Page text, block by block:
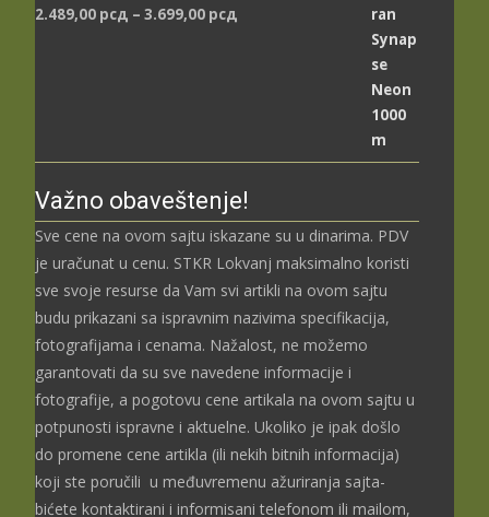
2.489,00 рсд – 3.699,00 рсд
Važno obaveštenje!
Sve cene na ovom sajtu iskazane su u dinarima. PDV
je uračunat u cenu. STKR Lokvanj maksimalno koristi
sve svoje resurse da Vam svi artikli na ovom sajtu
budu prikazani sa ispravnim nazivima specifikacija,
fotografijama i cenama. Nažalost, ne možemo
garantovati da su sve navedene informacije i
fotografije, a pogotovu cene artikala na ovom sajtu u
potpunosti ispravne i aktuelne. Ukoliko je ipak došlo
do promene cene artikla (ili nekih bitnih informacija)
koji ste poručili u međuvremenu ažuriranja sajta-
bićete kontaktirani i informisani telefonom ili mailom,